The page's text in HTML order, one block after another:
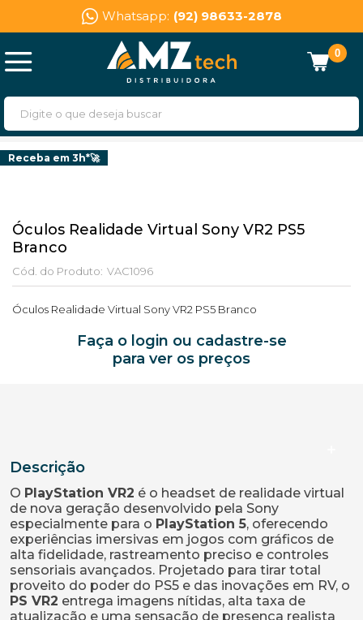
Whatsapp: (92) 98633-2878
0
Óculos Realidade Virtual Sony VR2 PS5
Branco
Cód. do Produto: VAC1096
Receba em 3h*🚀
Óculos Realidade Virtual Sony VR2 PS5 Branco
Faça o login ou cadastre-se
para ver os preços
Descrição
O PlayStation VR2 é o headset de realidade virtual
de nova geração desenvolvido pela Sony
especialmente para o PlayStation 5, oferecendo
experiências imersivas em jogos com gráficos de
alta fidelidade, rastreamento preciso e controles
sensoriais avançados. Projetado para tirar total
proveito do poder do PS5 e das inovações em RV, o
PS VR2 entrega imagens nítidas, alta taxa de
atualização e uma sensação de presença realista